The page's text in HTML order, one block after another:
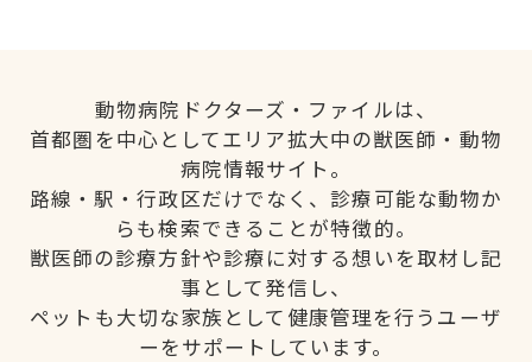
動物病院ドクターズ・ファイルは、
首都圏を中心としてエリア拡大中の獣医師・動物
病院情報サイト。
路線・駅・行政区だけでなく、診療可能な動物か
らも検索できることが特徴的。
獣医師の診療方針や診療に対する想いを取材し記
事として発信し、
ペットも大切な家族として健康管理を行うユーザ
ーをサポートしています。